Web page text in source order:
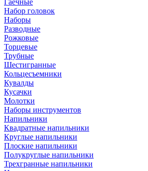
Гаечные
Набор головок
Наборы
Разводные
Рожковые
Торцевые
Трубные
Шестигранные
Кольцесъемники
Кувалды
Кусачки
Молотки
Наборы инструментов
Напильники
Квадратные напильники
Круглые напильники
Плоские напильники
Полукруглые напильники
Трехгранные напильники